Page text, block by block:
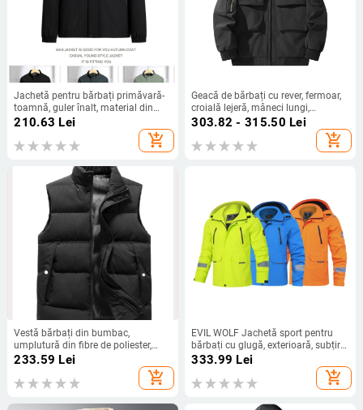
Jachetă pentru bărbați primăvară-
toamnă, guler înalt, material din
poliester subțire, fermoar, buzunare
210.63 Lei
add_shopping_cart
Geacă de bărbați cu rever, fermoar,
croială lejeră, mâneci lungi,
buzunare multiple
303.82 - 315.50 Lei
add_shopping_cart
Vestă bărbați din bumbac,
umplutură din fibre de poliester,
căptușeală poliester, stil sport,
233.59 Lei
add_shopping_cart
EVIL WOLF Jachetă sport pentru
bărbați cu glugă, exterioară, subțire,
croială Slim, primăvară-toamnă,
333.99 Lei
add_shopping_cart